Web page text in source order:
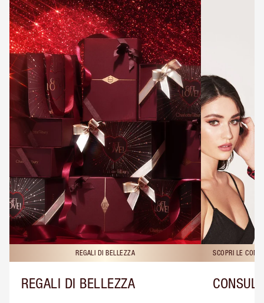
REGALI DI BELLEZZA
REGALI DI BELLEZZA
SCOPRI LE